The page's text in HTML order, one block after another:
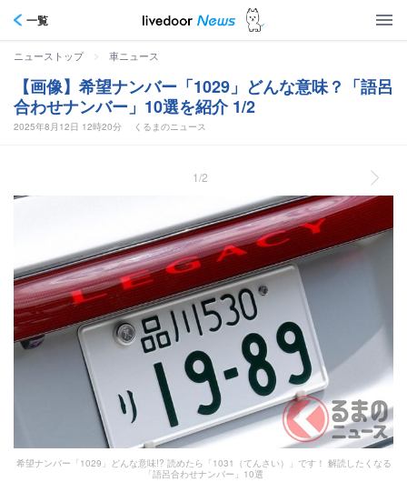
一覧
ニューストップ > 車ニュース
【画像】希望ナンバー「1029」どんな意味？「語呂
合わせナンバー」10選を紹介 1/2
2025年8月12日 12時20分 くるまのニュース
1/2
希望ナンバー「1029」どんな意味!? 読めたら「1031（てんさい）」です！ 解読したくなる
「語呂合わせナンバー」10選